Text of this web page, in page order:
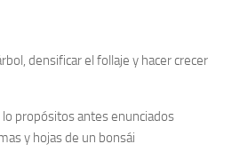
densificar el follaje y hacer crecer
propósitos antes enunciados
y hojas de un bonsái